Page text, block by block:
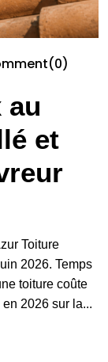
(0)
au
et
Toiture
2026. Temps
toiture coûte
2026 sur la...